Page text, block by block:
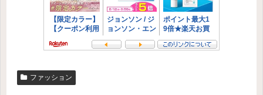
ファッション